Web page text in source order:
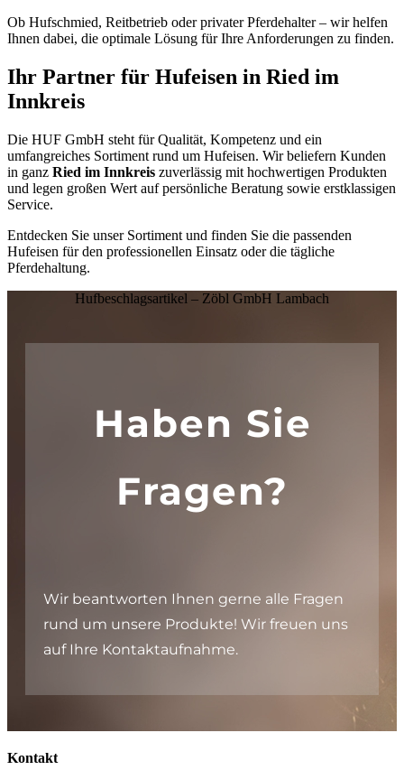
Ob Hufschmied, Reitbetrieb oder privater Pferdehalter – wir helfen
Ihnen dabei, die optimale Lösung für Ihre Anforderungen zu finden.
Ihr Partner für Hufeisen in Ried im
Innkreis
Die HUF GmbH steht für Qualität, Kompetenz und ein
umfangreiches Sortiment rund um Hufeisen. Wir beliefern Kunden
in ganz Ried im Innkreis zuverlässig mit hochwertigen Produkten
und legen großen Wert auf persönliche Beratung sowie erstklassigen
Service.
Entdecken Sie unser Sortiment und finden Sie die passenden
Hufeisen für den professionellen Einsatz oder die tägliche
Pferdehaltung.
Hufbeschlagsartikel – Zöbl GmbH Lambach
Haben Sie
Fragen?
Wir beantworten Ihnen gerne alle Fragen
rund um unsere Produkte! Wir freuen uns
auf Ihre Kontaktaufnahme.
Kontakt